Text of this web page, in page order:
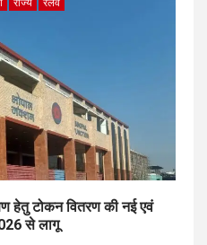
हेतु टोकन वितरण की नई एवं
से लागू